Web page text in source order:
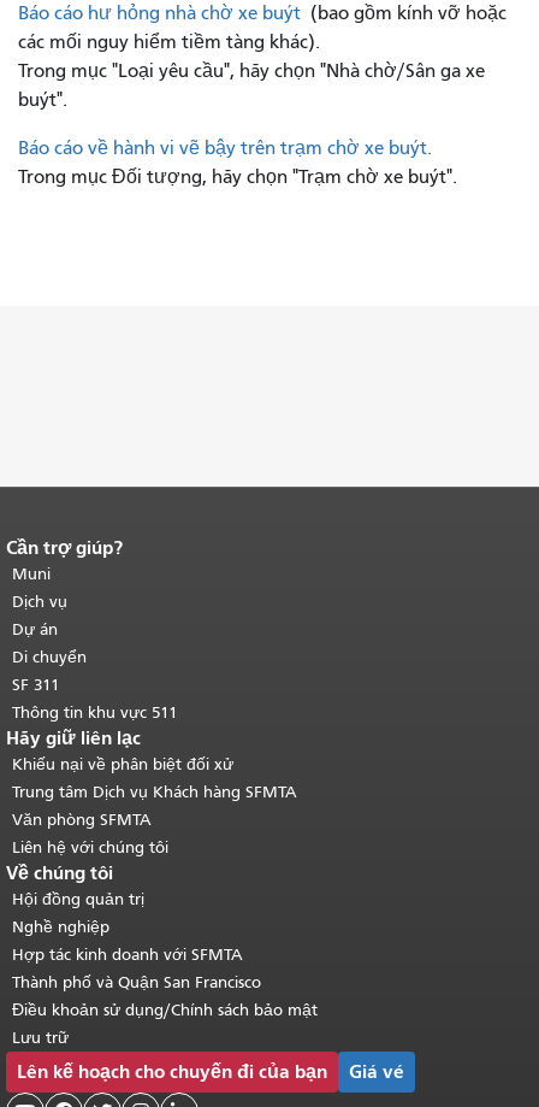
Báo cáo hư hỏng nhà chờ xe buýt (bao gồm kính vỡ hoặc
các mối nguy hiểm tiềm tàng khác).
Trong mục "Loại yêu cầu", hãy chọn "Nhà chờ/Sân ga xe
buýt".
Báo cáo về hành vi vẽ bậy trên trạm chờ xe buýt.
Trong mục Đối tượng, hãy chọn "Trạm chờ xe buýt".
Kết thúc nội dung trang.
của trang này được lặp lại trên mọi
trang.Quay lại đầu trang nội dung
chính.
Cần trợ giúp?
Muni
Dịch vụ
Dự án
Di chuyển
SF 311
Thông tin khu vực 511
Hãy giữ liên lạc
Khiếu nại về phân biệt đối xử
Trung tâm Dịch vụ Khách hàng SFMTA
Văn phòng SFMTA
Liên hệ với chúng tôi
Về chúng tôi
Hội đồng quản trị
Nghề nghiệp
Hợp tác kinh doanh với SFMTA
Thành phố và Quận San Francisco
Điều khoản sử dụng/Chính sách bảo mật
Lưu trữ
Lên kế hoạch cho chuyến đi của bạn Giá vé